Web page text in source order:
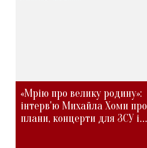
«Мрію про велику родину»:
інтерв'ю Михайла Хоми про
плани, концерти для ЗСУ і